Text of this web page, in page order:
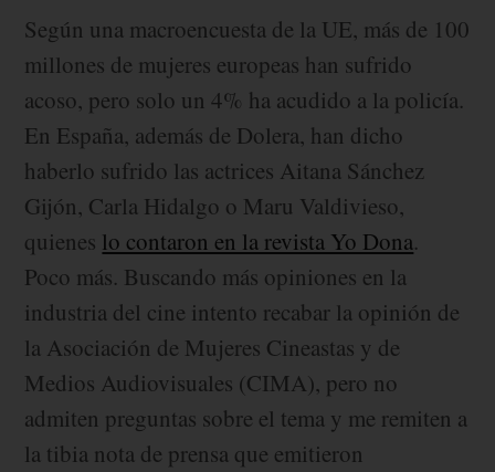
Según una macroencuesta de la UE, más de 100
millones de mujeres europeas han sufrido
acoso, pero solo un 4% ha acudido a la policía.
En España, además de Dolera, han dicho
haberlo sufrido las actrices Aitana Sánchez
Gijón, Carla Hidalgo o Maru Valdivieso,
quienes lo contaron en la revista Yo Dona.
Poco más. Buscando más opiniones en la
industria del cine intento recabar la opinión de
la Asociación de Mujeres Cineastas y de
Medios Audiovisuales (CIMA), pero no
admiten preguntas sobre el tema y me remiten a
la tibia nota de prensa que emitieron